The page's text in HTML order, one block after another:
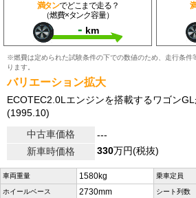
満タンでどこまで走る？
（燃費×タンク容量）
- km
※燃費は定められた試験条件の下での数値のため、走行条件
ります。
バリエーション拡大
ECOTEC2.0Lエンジンを搭載するワゴンGL
(1995.10)
中古車価格
---
新車時価格
330万円(税抜)
車両重量 1580kg 乗車定員
ホイールベース 2730mm シート列数